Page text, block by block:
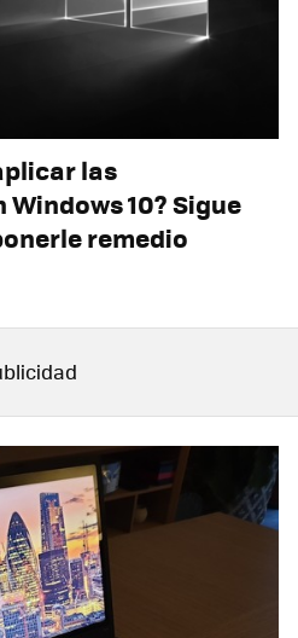
las
10? Sigue
remedio